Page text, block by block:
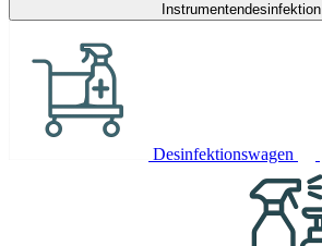
Instrumentendesinfektion
Desinfektionswagen